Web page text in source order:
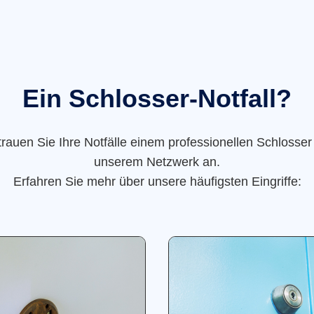
Ein Schlosser-Notfall?
Sie Ihre Notfälle einem professionellen
unserem Netzwerk an.
Erfahren Sie mehr über unsere häufigsten Eingriffe: